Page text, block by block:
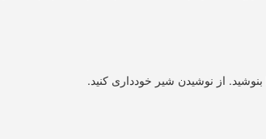
از نوشیدن شیر خودداری کنید.